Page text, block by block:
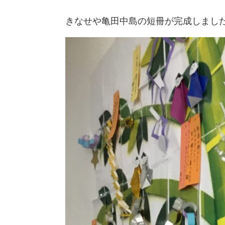
きなせや亀田中島の短冊が完成しまし